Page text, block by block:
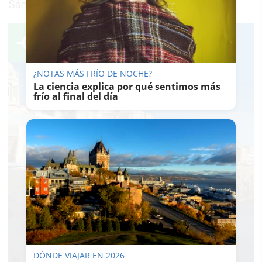
Sánchez Soto será el próximo 9 de julio.
¿NOTAS MÁS FRÍO DE NOCHE?
La ciencia explica por qué sentimos más
frío al final del día
DÓNDE VIAJAR EN 2026